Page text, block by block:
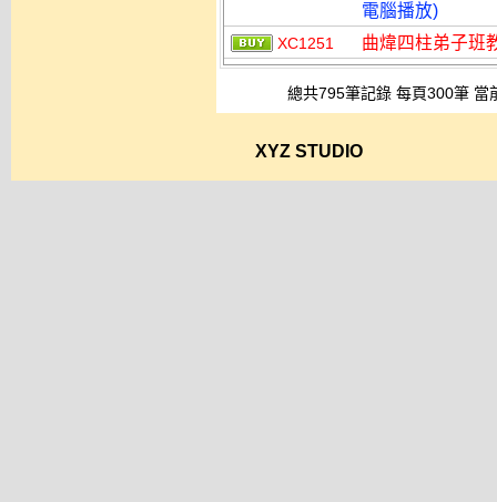
電腦播放)
XC1251 曲煒四柱弟子班
總共795筆記錄 每頁300筆
XYZ STUDIO